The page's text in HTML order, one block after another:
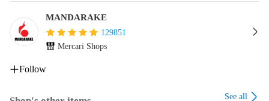
商品に付属している応募券やシリアルコード等は利用できな
い場合がございます。
都合上、折れ跡がある場合がございます。
ゲーム、DVD等の特典品は、タイトルに特典付属の記載がな
MANDARAKE
129851
Mercari Shops
Follow
See all